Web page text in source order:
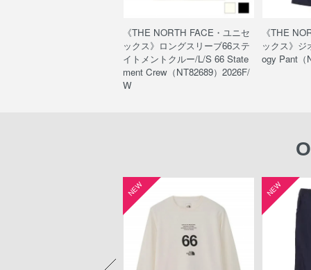
《THE NORTH FACE・ユニセ
ックス》ロングスリーブ66ステ
イトメントクルー/L/S 66 State
ment Crew（NT82689）2026F/
W
《THE
ックス》ジ
ogy Pant（
NEW NEW